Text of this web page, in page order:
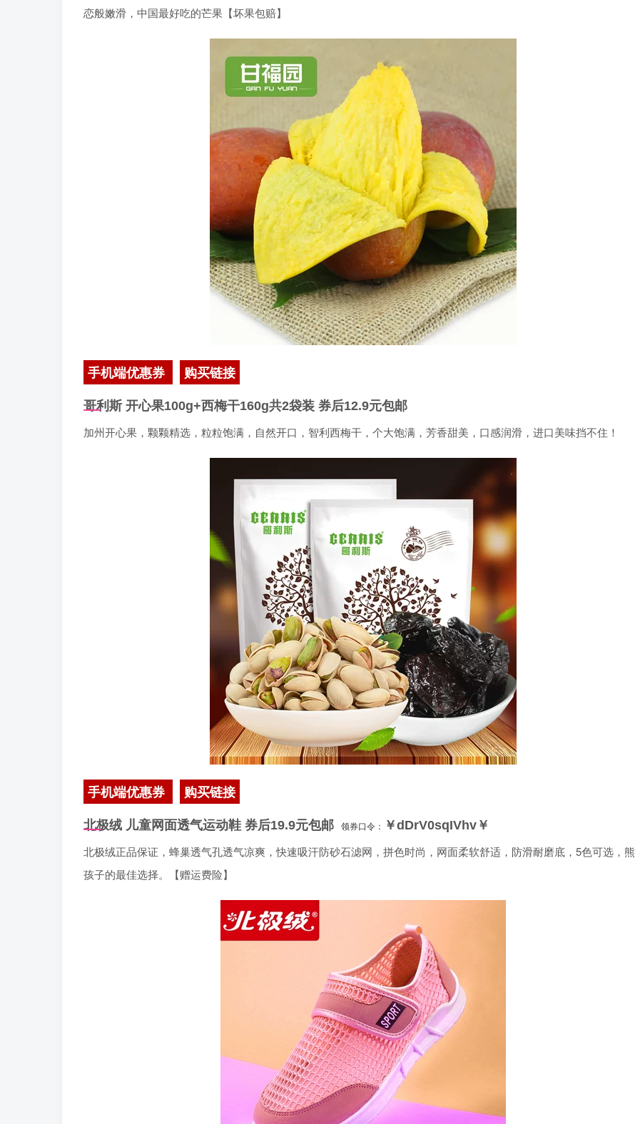
恋般嫩滑，中国最好吃的芒果【坏果包赔】
手机端优惠券 购买链接
哥利斯 开心果100g+西梅干160g共2袋装 券后12.9元包邮
加州开心果，颗颗精选，粒粒饱满，自然开口，智利西梅干，个大饱满，芳香甜美，口感润滑，进口美味挡不住！
手机端优惠券 购买链接
北极绒 儿童网面透气运动鞋 券后19.9元包邮 领券口令： ￥dDrV0sqIVhv￥
北极绒正品保证，蜂巢透气孔透气凉爽，快速吸汗防砂石滤网，拼色时尚，网面柔软舒适，防滑耐磨底，5色可选，熊
孩子的最佳选择。【赠运费险】